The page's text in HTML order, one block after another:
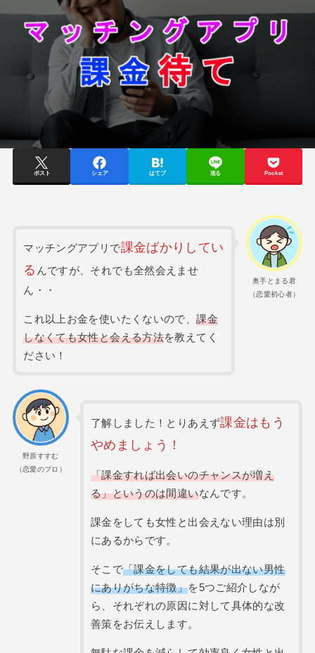
ポスト シェア はてブ 送る Pocket
奥手とまる君
（恋愛初心者）
マッチングアプリで課金ばかりしてい
る んですが、それでも全然会えませ
ん・・
これ以上お金を使いたくないので、課金
しなくても女性と会える方法を教えてく
ださい！
野原すすむ
（恋愛のプロ）
了解しました！とりあえず課金はもう
やめましょう！
「課金すれば出会いのチャンスが増え
る」というのは間違いなんです。
課金をしても女性と出会えない理由は別
にあるからです。
そこで「課金をしても結果が出ない男性
にありがちな特徴」を5つご紹介しなが
ら、それぞれの原因に対して具体的な改
善策をお伝えします。